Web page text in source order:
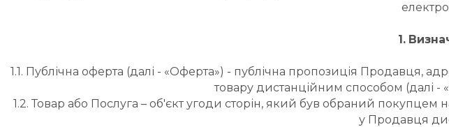
1.
1.1. Публічна оферта (далі - «Оферта») - публічна пропозиція Продавця,
товару дистанційним способом (далі -
1.2. Товар або Послуга – об'єкт угоди сторін, який був обраний
у Продавця